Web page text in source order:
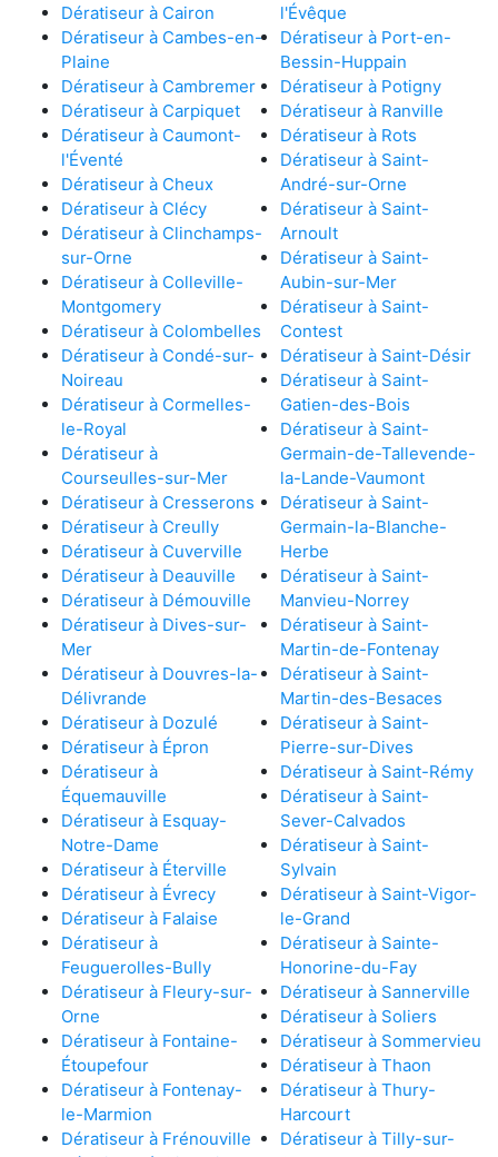
Dératiseur à Cairon
Dératiseur à Cambes-en-
Plaine
Dératiseur à Cambremer
Dératiseur à Carpiquet
Dératiseur à Caumont-
l'Éventé
Dératiseur à Cheux
Dératiseur à Clécy
Dératiseur à Clinchamps-
sur-Orne
Dératiseur à Colleville-
Montgomery
Dératiseur à Colombelles
Dératiseur à Condé-sur-
Noireau
Dératiseur à Cormelles-
le-Royal
Dératiseur à
Courseulles-sur-Mer
Dératiseur à Cresserons
Dératiseur à Creully
Dératiseur à Cuverville
Dératiseur à Deauville
Dératiseur à Démouville
Dératiseur à Dives-sur-
Mer
Dératiseur à Douvres-la-
Délivrande
Dératiseur à Dozulé
Dératiseur à Épron
Dératiseur à
Équemauville
Dératiseur à Esquay-
Notre-Dame
Dératiseur à Éterville
Dératiseur à Évrecy
Dératiseur à Falaise
Dératiseur à
Feuguerolles-Bully
Dératiseur à Fleury-sur-
Orne
Dératiseur à Fontaine-
Étoupefour
Dératiseur à Fontenay-
le-Marmion
Dératiseur à Frénouville
l'Évêque
Dératiseur à Port-en-
Bessin-Huppain
Dératiseur à Potigny
Dératiseur à Ranville
Dératiseur à Rots
Dératiseur à Saint-
André-sur-Orne
Dératiseur à Saint-
Arnoult
Dératiseur à Saint-
Aubin-sur-Mer
Dératiseur à Saint-
Contest
Dératiseur à Saint-Désir
Dératiseur à Saint-
Gatien-des-Bois
Dératiseur à Saint-
Germain-de-Tallevende-
la-Lande-Vaumont
Dératiseur à Saint-
Germain-la-Blanche-
Herbe
Dératiseur à Saint-
Manvieu-Norrey
Dératiseur à Saint-
Martin-de-Fontenay
Dératiseur à Saint-
Martin-des-Besaces
Dératiseur à Saint-
Pierre-sur-Dives
Dératiseur à Saint-Rémy
Dératiseur à Saint-
Sever-Calvados
Dératiseur à Saint-
Sylvain
Dératiseur à Saint-Vigor-
le-Grand
Dératiseur à Sainte-
Honorine-du-Fay
Dératiseur à Sannerville
Dératiseur à Soliers
Dératiseur à Sommervieu
Dératiseur à Thaon
Dératiseur à Thury-
Harcourt
Dératiseur à Tilly-sur-